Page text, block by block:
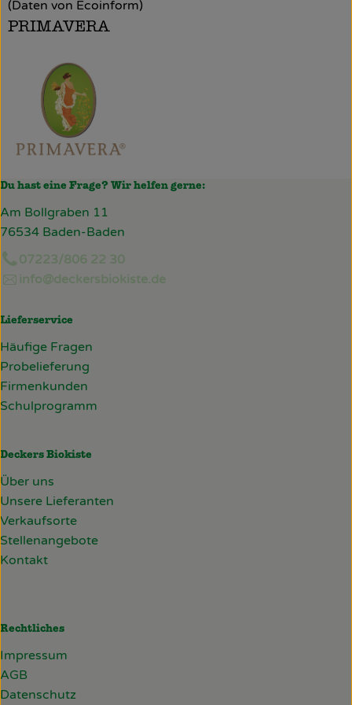
(Daten von Ecoinform)
PRIMAVERA
Du hast eine Frage? Wir helfen gerne:
Am Bollgraben 11
76534 Baden-Baden
07223/806 22 30
info@deckersbiokiste.de
Lieferservice
Häufige Fragen
Probelieferung
Firmenkunden
Schulprogramm
Deckers Biokiste
Über uns
Unsere Lieferanten
Verkaufsorte
Stellenangebote
Kontakt
Rechtliches
Impressum
AGB
Datenschutz